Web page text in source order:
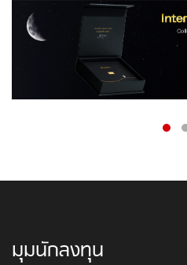
มุมนักลงทุน